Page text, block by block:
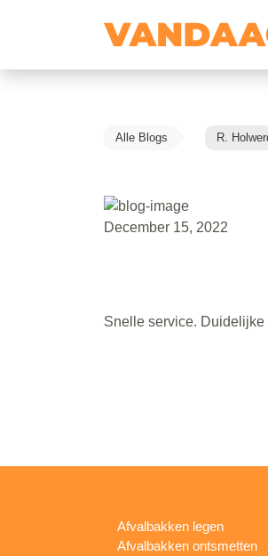
Alle Blogs R.
December 15, 2022
Snelle service.
Afvalbakken legen
Afvalbakken ontsmetten